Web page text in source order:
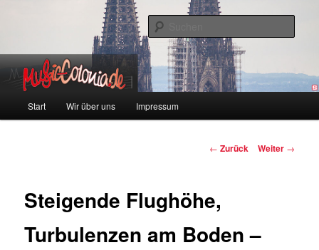
music-colonia
Start Wir über uns Impressum
Beitragsnavigation
← Zurück Weiter →
Steigende Flughöhe,
Turbulenzen am Boden –